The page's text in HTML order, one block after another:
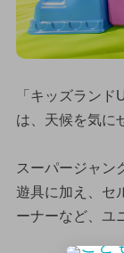
「キッズランド
は、天候を気に
スーパージャン
遊具に加え、セ
ーナーなど、ユ